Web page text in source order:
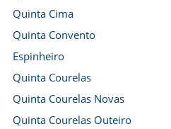
Quinta Cima
Quinta Convento
Espinheiro
Quinta Courelas
Quinta Courelas Novas
Quinta Courelas Outeiro